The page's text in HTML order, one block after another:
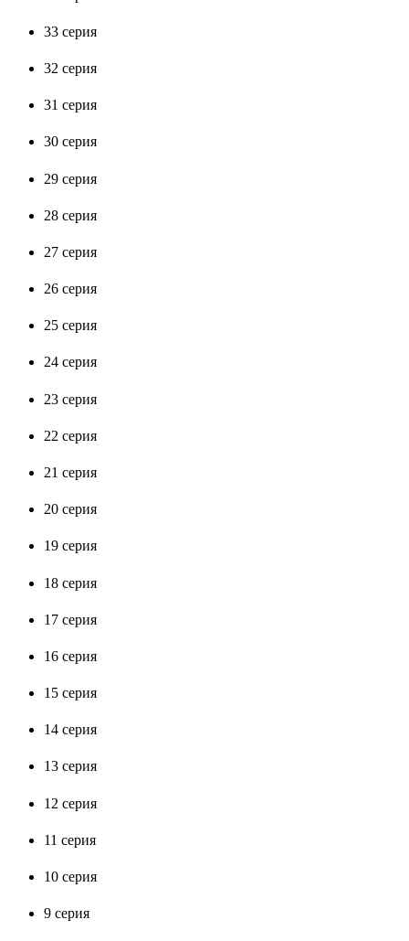
33 серия
32 серия
31 серия
30 серия
29 серия
28 серия
27 серия
26 серия
25 серия
24 серия
23 серия
22 серия
21 серия
20 серия
19 серия
18 серия
17 серия
16 серия
15 серия
14 серия
13 серия
12 серия
11 серия
10 серия
9 серия